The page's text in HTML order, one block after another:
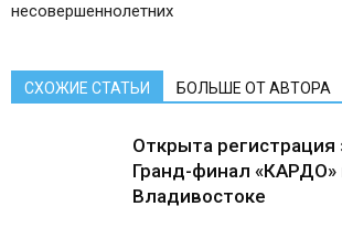
несовершеннолетних
СХОЖИЕ СТАТЬИ БОЛЬШЕ ОТ АВТОРА
Открыта регистрация
Гранд-финал «КАРДО»
Владивостоке